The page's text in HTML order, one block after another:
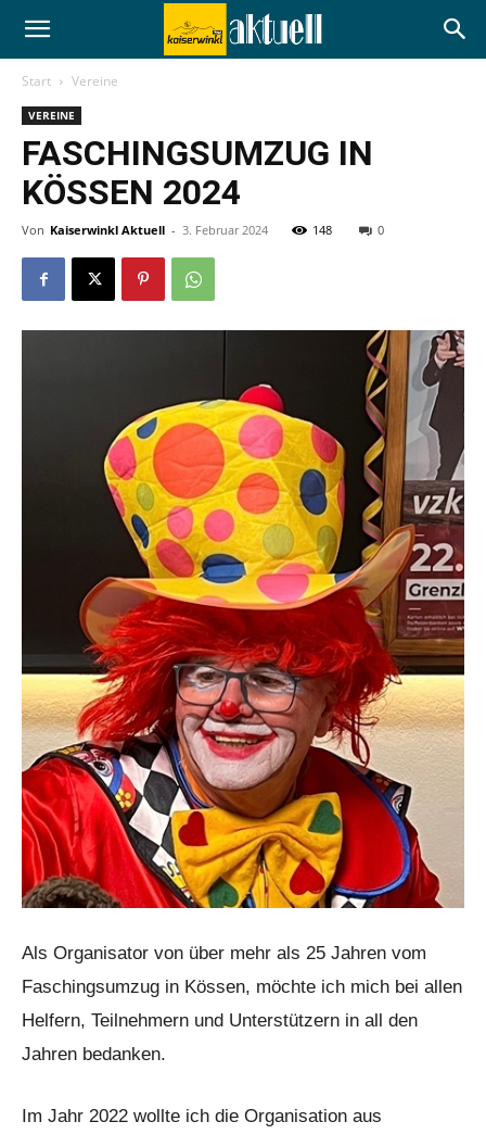
Start Vereine
VEREINE
FASCHINGSUMZUG IN
KÖSSEN 2024
Von Kaiserwinkl Aktuell - 3. Februar 2024 148 0
Als Organisator von über mehr als 25 Jahren vom
Faschingsumzug in Kössen, möchte ich mich bei allen
Helfern, Teilnehmern und Unterstützern in all den
Jahren bedanken.
Im Jahr 2022 wollte ich die Organisation aus